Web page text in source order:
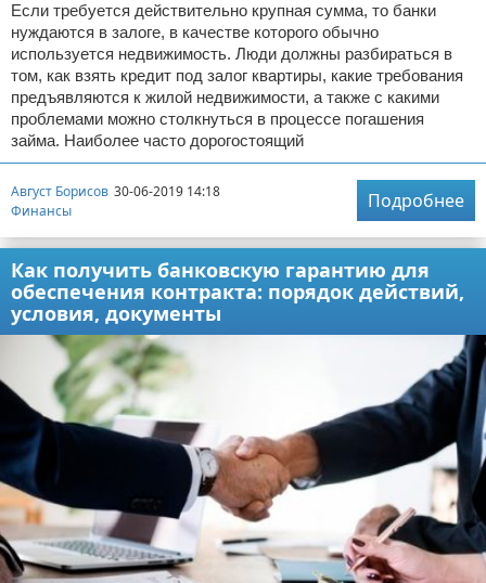
Если требуется действительно крупная сумма, то банки
нуждаются в залоге, в качестве которого обычно
используется недвижимость. Люди должны разбираться в
том, как взять кредит под залог квартиры, какие требования
предъявляются к жилой недвижимости, а также с какими
проблемами можно столкнуться в процессе погашения
займа. Наиболее часто дорогостоящий
Август Борисов 30-06-2019 14:18
Финансы
Подробнее
Как получить банковскую гарантию для
обеспечения контракта: порядок действий,
условия, документы